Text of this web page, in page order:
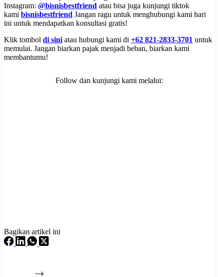
Instagram: @bisnisbestfriend atau bisa juga kunjungi tiktok
kami bisnisbestfriend Jangan ragu untuk menghubungi kami hari
ini untuk mendapatkan konsultasi gratis!
Klik tombol di sini atau hubungi kami di +62 821-2833-3701 untuk
memulai. Jangan biarkan pajak menjadi beban, biarkan kami
membantumu!
Follow dan kunjungi kami melalui:
Bagikan artikel ini